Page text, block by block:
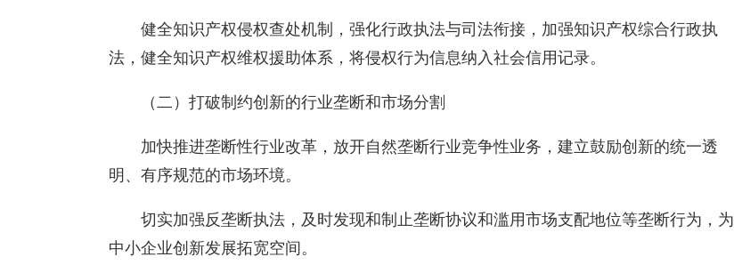
健全知识产权侵权查处机制，强化行政执法与司法衔接，加强知识产权综合行政执
法，健全知识产权维权援助体系，将侵权行为信息纳入社会信用记录。
（二）打破制约创新的行业垄断和市场分割
加快推进垄断性行业改革，放开自然垄断行业竞争性业务，建立鼓励创新的统一透
明、有序规范的市场环境。
切实加强反垄断执法，及时发现和制止垄断协议和滥用市场支配地位等垄断行为，为
中小企业创新发展拓宽空间。